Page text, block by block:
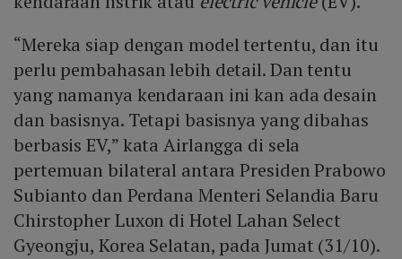
“Mereka siap dengan model tertentu, dan itu
perlu pembahasan lebih detail. Dan tentu
yang namanya kendaraan ini kan ada desain
dan basisnya. Tetapi basisnya yang dibahas
berbasis EV,” kata Airlangga di sela
pertemuan bilateral antara Presiden Prabowo
Subianto dan Perdana Menteri Selandia Baru
Chirstopher Luxon di Hotel Lahan Select
Gyeongju, Korea Selatan, pada Jumat (31/10).